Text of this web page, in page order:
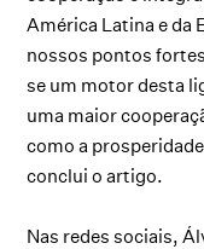
América Latina e da
nossos pontos
se um motor desta
uma maior
como a
conclui o artigo.
Nas redes sociais,